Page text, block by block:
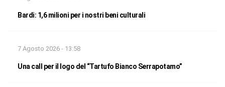
Bardi: 1,6 milioni per i nostri beni culturali
7 Agosto 2026 - 13:58
Una call per il logo del “Tartufo Bianco Serrapotamo”